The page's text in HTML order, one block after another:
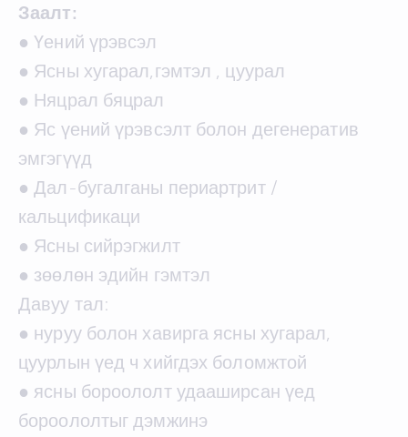
Заалт:
● Үений үрэвсэл
● Ясны хугарал,гэмтэл , цуурал
● Няцрал бяцрал
● Яс үений үрэвсэлт болон дегенератив
эмгэгүүд
● Дал-бугалганы периартрит /
кальцификаци
● Ясны сийрэгжилт
● зөөлөн эдийн гэмтэл
Давуу тал:
● нуруу болон хавирга ясны хугарал,
цуурлын үед ч хийгдэх боломжтой
● ясны бороололт удааширсан үед
бороололтыг дэмжинэ